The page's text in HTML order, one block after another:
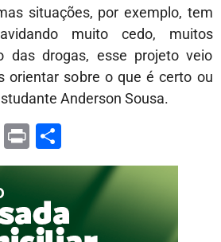
situações, por exemplo, tem
muito cedo, muitos
das drogas, esse projeto veio
orientar sobre o que é certo ou
Anderson Sousa.
PrintShare